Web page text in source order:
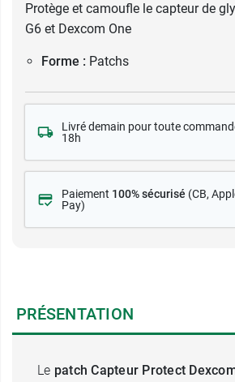
Protège et camoufle le capteur de
G6 et Dexcom One
Forme : Patchs
Livré demain pour toute
18h
Paiement 100% sécurisé (CB,
Pay)
PRÉSENTATION
Le patch Capteur Protect